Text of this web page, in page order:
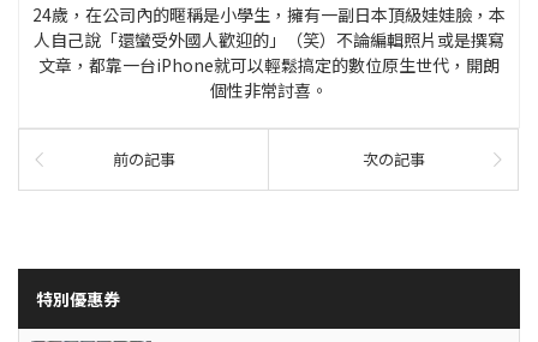
24歲，在公司內的暱稱是小學生，擁有一副日本頂級娃娃臉，本
人自己說「還蠻受外國人歡迎的」（笑）不論編輯照片或是撰寫
文章，都靠一台iPhone就可以輕鬆搞定的數位原生世代，開朗
個性非常討喜。
前の記事 次の記事
特別優惠券